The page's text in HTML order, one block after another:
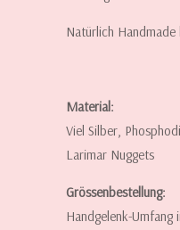
Natürlich
Material:
Viel Silber,
Larimar Nuggets
Grössenbestellung:
Handgelenk-Umfang